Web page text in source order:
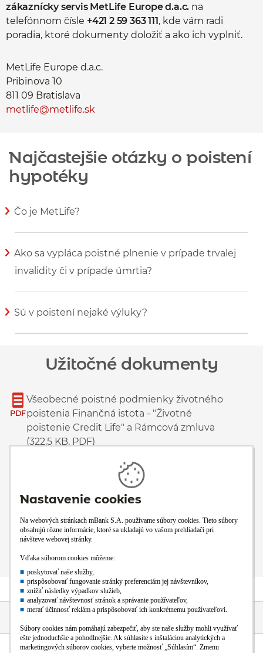
zákaznícky servis MetLife Europe d.a.c. na
telefónnom čísle +421 2 59 363 111, kde vám radi
poradia, ktoré dokumenty doložiť a ako ich vyplniť.
MetLife Europe d.a.c.
Pribinova 10
811 09 Bratislava
metlife@metlife.sk
Najčastejšie otázky o poistení
hypotéky
Čo je MetLife?
Ako sa vypláca poistné plnenie v prípade trvalej
invalidity či v prípade úmrtia?
Sú v poistení nejaké výluky?
Užitočné dokumenty
PDF
Všeobecné poistné podmienky životného
poistenia Finančná istota - "Životné
poistenie Credit Life" a Rámcová zmluva
(322,5 KB, PDF)
PDF
Prehľad poistného krytia Finančná istota -
"Životné poistenie Credit Life" (399,8 KB,
Reklamačný poriadok (90,7 KB, PDF)
Prejsť na začiatok stránky
Preskočiť na začiatok obsahu
sieť lístok fondov
O banke